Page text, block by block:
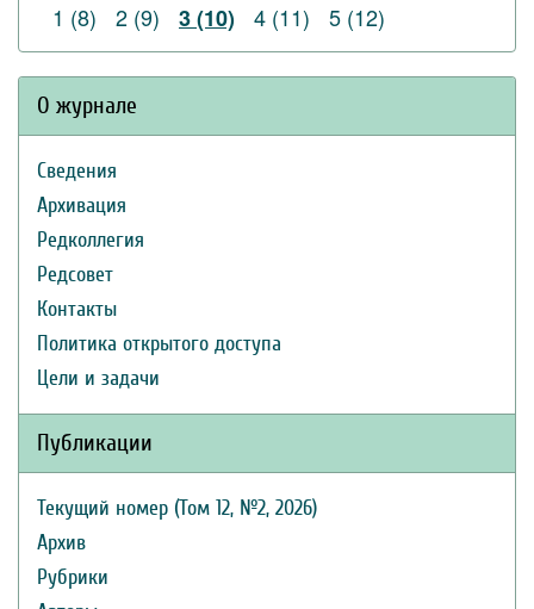
1 (8) 2 (9) 3 (10) 4 (11) 5 (12)
О журнале
Сведения
Архивация
Редколлегия
Редсовет
Контакты
Политика открытого доступа
Цели и задачи
Публикации
Текущий номер (Том 12, №2, 2026)
Архив
Рубрики